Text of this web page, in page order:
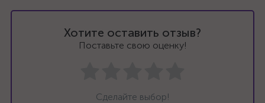
Хотите оставить отзыв?
Поставьте свою оценку!
Сделайте выбор!